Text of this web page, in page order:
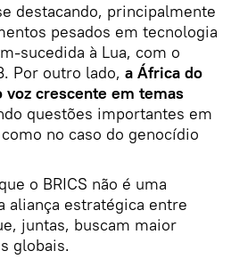
destacando, principalmente
pesados em tecnologia
sucedida à Lua, com o
Por outro lado, a África do
voz crescente em temas
questões importantes em
no caso do genocídio
o BRICS não é uma
aliança estratégica entre
juntas, buscam maior
globais.